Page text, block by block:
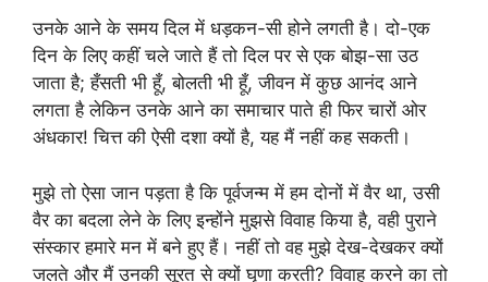
उनके आने के समय दिल में धड़कन-सी होने लगती है। दो-एक
दिन के लिए कहीं चले जाते हैं तो दिल पर से एक बोझ-सा उठ
जाता है; हँसती भी हूँ, बोलती भी हूँ, जीवन में कुछ आनंद आने
लगता है लेकिन उनके आने का समाचार पाते ही फिर चारों ओर
अंधकार! चित्त की ऐसी दशा क्यों है, यह मैं नहीं कह सकती।
मुझे तो ऐसा जान पड़ता है कि पूर्वजन्म में हम दोनों में वैर था, उसी
वैर का बदला लेने के लिए इन्होंने मुझसे विवाह किया है, वही पुराने
संस्कार हमारे मन में बने हुए हैं। नहीं तो वह मुझे देख-देखकर क्यों
जलते और मैं उनकी सूरत से क्यों घृणा करती? विवाह करने का तो